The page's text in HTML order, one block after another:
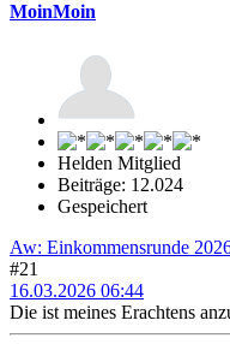
MoinMoin
Helden Mitglied
Beiträge: 12.024
Gespeichert
Aw: Einkommensrunde
#21
16.03.2026 06:44
Die ist meines Erachtens